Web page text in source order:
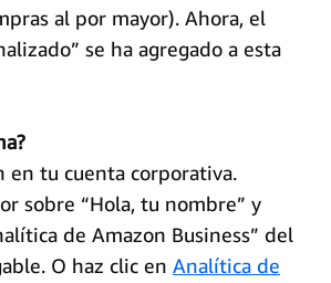
al por mayor). Ahora, el
se ha agregado a esta
en tu cuenta corporativa.
sobre “Hola, tu nombre” y
de Amazon Business” del
O haz clic en Analítica de